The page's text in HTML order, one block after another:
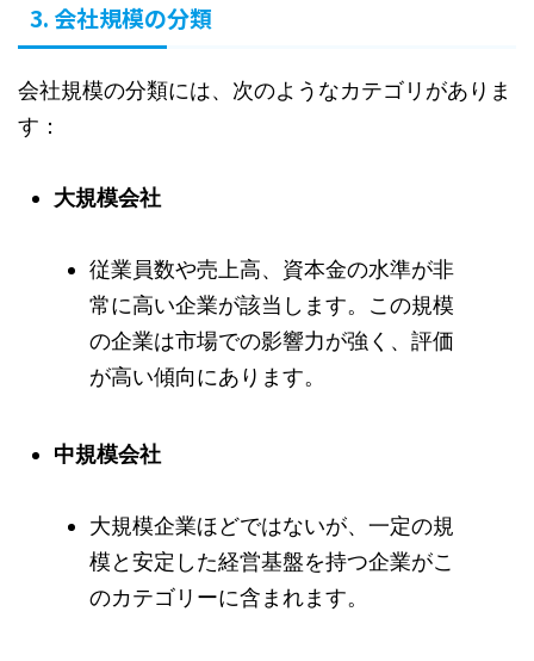
3. 会社規模の分類
会社規模の分類には、次のようなカテゴリがありま
す：
大規模会社
従業員数や売上高、資本金の水準が非
常に高い企業が該当します。この規模
の企業は市場での影響力が強く、評価
が高い傾向にあります。
中規模会社
大規模企業ほどではないが、一定の規
模と安定した経営基盤を持つ企業がこ
のカテゴリーに含まれます。